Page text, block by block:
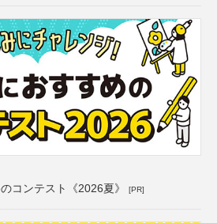
コンテスト《2026夏》 [PR]